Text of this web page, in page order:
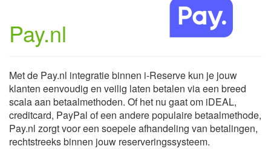
Pay.nl
Met de Pay.nl integratie binnen i-Reserve kun je jouw
klanten eenvoudig en veilig laten betalen via een breed
scala aan betaalmethoden. Of het nu gaat om iDEAL,
creditcard, PayPal of een andere populaire betaalmethode,
Pay.nl zorgt voor een soepele afhandeling van betalingen,
rechtstreeks binnen jouw reserveringssysteem.